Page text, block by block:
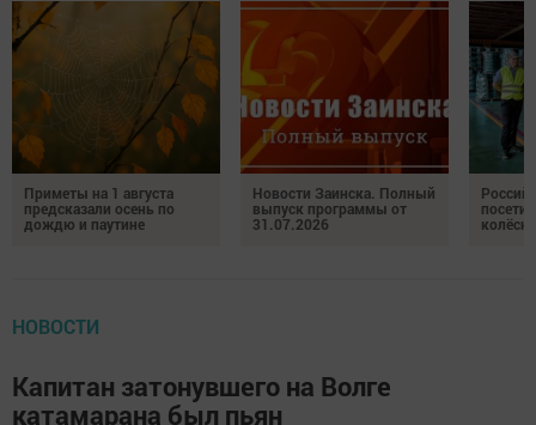
Приметы на 1 августа
предсказали осень по
дождю и паутине
Новости Заинска. Полный
выпуск программы от
31.07.2026
НОВОСТИ
Капитан затонувшего на Волге
катамарана был пьян